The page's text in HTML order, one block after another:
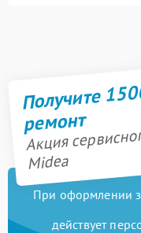
Получите
ремонт
Акция
Midea
При оформлении
действует